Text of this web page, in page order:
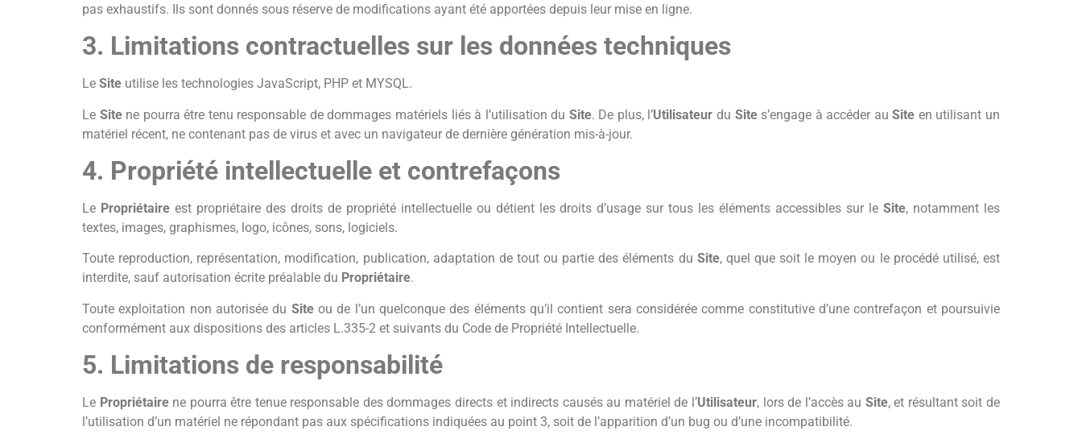
pas exhaustifs. Ils sont donnés sous réserve de modifications ayant été apportées depuis leur mise en ligne.
3. Limitations contractuelles sur les données techniques
Le Site utilise les technologies JavaScript, PHP et MYSQL.
Le Sitene pourra être tenu responsable de dommages matériels liés à l’utilisation du Site. De plus, l’Utilisateur du Sites’engage à accéder auSite en utilisant un
matériel récent, ne contenant pas de virus et avec un navigateur de dernière génération mis-à-jour.
4. Propriété intellectuelle et contrefaçons
Le Propriétaireest propriétaire des droits de propriété intellectuelle ou détient les droits d’usage sur tous les éléments accessibles sur leSite, notamment les
textes, images, graphismes, logo, icônes, sons, logiciels.
Toute reproduction, représentation, modification, publication, adaptation de tout ou partie des éléments du Site, quel que soit le moyen ou le procédé utilisé, est
interdite, sauf autorisation écrite préalable du Propriétaire.
Toute exploitation non autorisée du Siteou de l’un quelconque des éléments qu’il contient sera considérée comme constitutive d’une contrefaçon et poursuivie
conformément aux dispositions des articles L.335-2 et suivants du Code de Propriété Intellectuelle.
5. Limitations de responsabilité
Le Propriétairene pourra être tenue responsable des dommages directs et indirects causés au matériel de l’Utilisateur, lors de l’accès au Site, et résultant soit de
l’utilisation d’un matériel ne répondant pas aux spécifications indiquées au point 3, soit de l’apparition d’un bug ou d’une incompatibilité.